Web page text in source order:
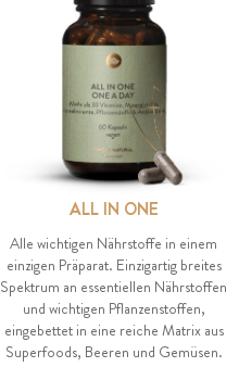
ALL IN ONE
Alle wichtigen Nährstoffe in einem
einzigen Präparat. Einzigartig breites
Spektrum an essentiellen Nährstoffen
und wichtigen Pflanzenstoffen,
eingebettet in eine reiche Matrix aus
Superfoods, Beeren und Gemüsen.